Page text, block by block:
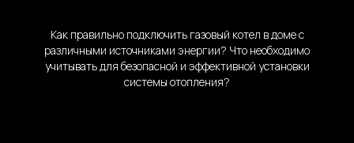
Как правильно подключить газовый котел в доме с
различными источниками энергии? Что необходимо
учитывать для безопасной и эффективной установки
системы отопления?